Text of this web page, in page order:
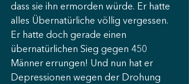
dass sie ihn ermorden würde. Er hatte
alles Übernatürliche völlig vergessen.
Er hatte doch gerade einen
übernatürlichen Sieg gegen 450
Männer errungen! Und nun hat er
Depressionen wegen der Drohung